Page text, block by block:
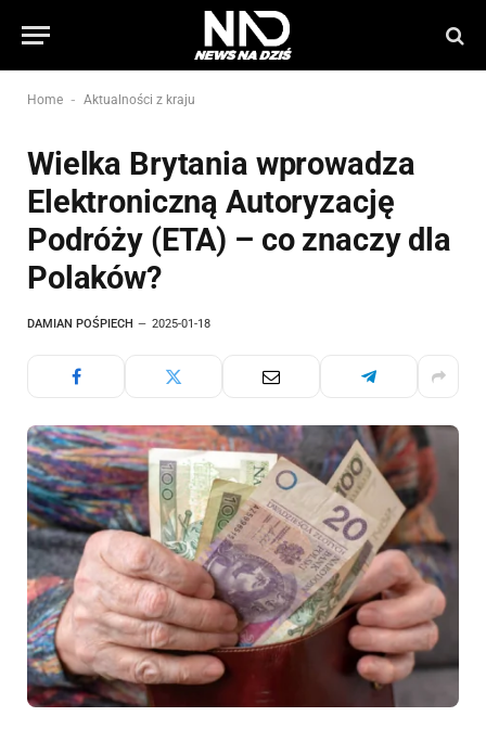
Home - Aktualności z kraju
Wielka Brytania wprowadza
Elektroniczną Autoryzację
Podróży (ETA) – co znaczy dla
Polaków?
DAMIAN POŚPIECH 2025-01-18